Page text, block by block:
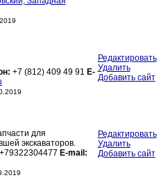
+7 (812) 409 49 91 E-
Редактировать
Удалить
Добавить сайт
для
экскаваторов.
+79322304477 E-mail:
Редактировать
Удалить
Добавить сайт